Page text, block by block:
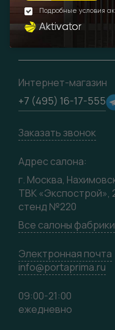
Накладки на дверь
Вопрос-ответ
Проекты
Полезная информация
Техническая
Юридическая
Доставка
Монтаж
Подготовка проемов
Дизайнерам /
Франшизам / дилерам
Скачать материалы
О компании
Контакты
Сертификаты
Производство
Медиацентр
Видео
Карта сайта
Интернет-магазин
+7 (495) 16-17-555
Заказать звонок
Адрес салона:
г. Москва,
ТВК «Экспострой»,
стенд №220
Все салоны фабрики
Электронная почта
info@portaprima.ru
09:00-21:00
ежедневно